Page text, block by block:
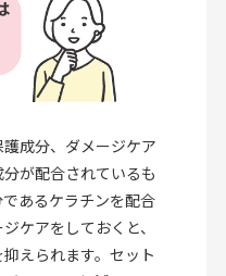
成分、ダメージケア
が配合されているも
あるケラチンを配合
ケアをしておくと、
えられます。セット